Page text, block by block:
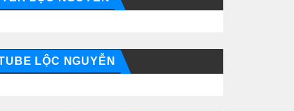
LỘC NGUYỄN